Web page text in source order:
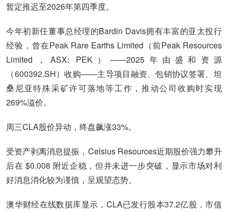
暂定推迟至2026年第四季度。
今年初新任董事总经理的Bardin Davis拥有丰富的亚太投行
经验，曾在Peak Rare Earths Limited（前Peak Resources
Limited，ASX: PEK）——2025年由盛和资源
（600392.SH）收购——主导项目融资、包销协议签署、坦
桑尼亚特殊采矿许可落地等工作，推动公司收购时实现
269%溢价。
周三CLA股价异动，终盘飙涨33%。
受资产剥离消息提振，Celsius Resources近期股价强力攀升
后在 $0.008 附近企稳，但并未进一步突破，显示市场对利
好消息消化较为谨慎，呈观望态势。
澳华财经在线数据库显示，CLA已发行股本37.2亿股，市值